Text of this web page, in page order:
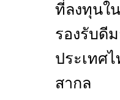
ที่ลงทุนใ
รองรับ
ประเทศ
สากล